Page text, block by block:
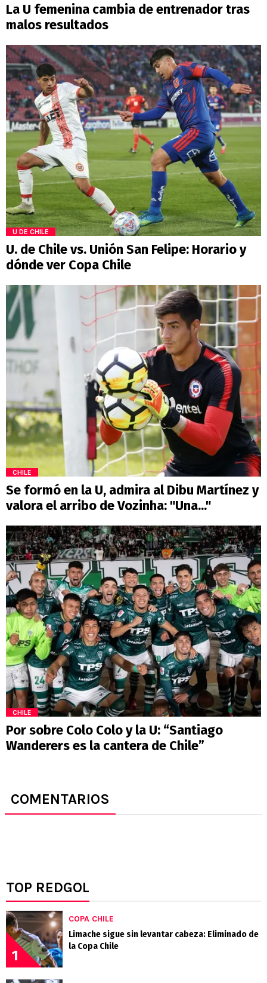
La U femenina cambia de entrenador tras
malos resultados
U DE CHILE
U. de Chile vs. Unión San Felipe: Horario y
dónde ver Copa Chile
CHILE
Se formó en la U, admira al Dibu Martínez y
valora el arribo de Vozinha: "Una..."
CHILE
Por sobre Colo Colo y la U: “Santiago
Wanderers es la cantera de Chile”
COMENTARIOS
TOP REDGOL
1
COPA CHILE
Limache sigue sin levantar cabeza: Eliminado de
la Copa Chile